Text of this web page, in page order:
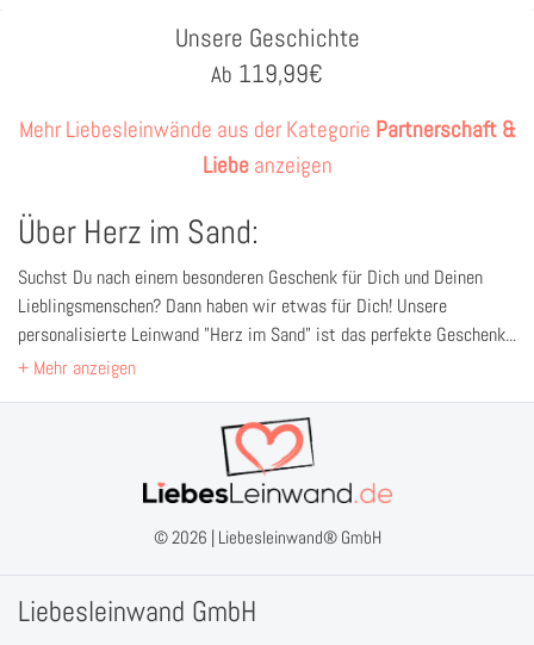
Unsere Geschichte
Ab 119,99€
Mehr Liebesleinwände aus der Kategorie Partnerschaft &
Liebeanzeigen
Über Herz im Sand:
Suchst Du nach einem besonderen Geschenk für Dich und Deinen
Lieblingsmenschen? Dann haben wir etwas für Dich! Unsere
personalisierte Leinwand "Herz im Sand" ist das perfekte Geschenk
für viele Anlässe - sei es Valentinstag, Geburtstag oder einfach nur
Die Leinwand ist mit Deinem Namen und dem Namen Deines
Partners personalisiert und zeigt ein wunderschönes Herz im Sand,
das von einem schönen Nachthimmel beleuchtet wird. Die Farben
sind sanft und sorgen für eine angenehme Atmosphäre in jedem
kannst Du sicher sein, dass Du ein perfektes Geschenk für Deinen
© 2026 | Liebesleinwand® GmbH
Liebesleinwand GmbH